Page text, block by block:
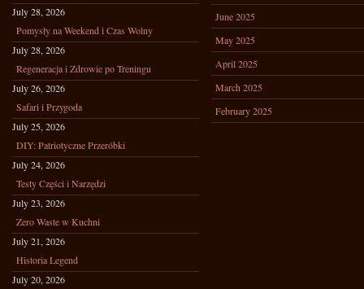
July 28, 2026
Pomysły na Weekend i Czas Wolny
July 28, 2026
Regeneracja i Zdrowie po Treningu
July 26, 2026
Safari i Przygoda
July 25, 2026
DIY: Patriotyczne Przeróbki
July 24, 2026
Testy Części i Narzędzi
July 23, 2026
Zero Waste w Kuchni
July 21, 2026
Historia Legend
July 20, 2026
June 2025
May 2025
April 2025
March 2025
February 2025